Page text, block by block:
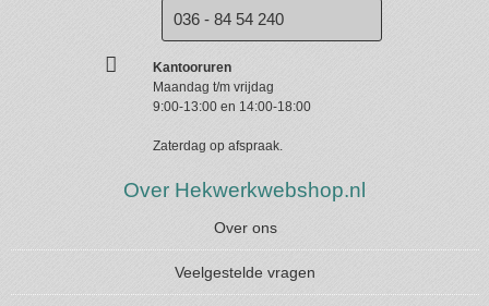
036 - 84 54 240
Kantooruren
Maandag t/m vrijdag
9:00-13:00 en 14:00-18:00
Zaterdag op afspraak.
Over Hekwerkwebshop.nl
Over ons
Veelgestelde vragen